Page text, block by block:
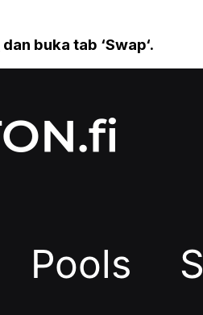
dan buka tab ‘Swap‘.